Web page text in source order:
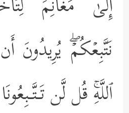
إِلَىٰ مَغَانِمَ
نَتَّبِعۡكُمۡۖ یُرِیدُونَ
ٱللَّهِۚ قُل لَّن